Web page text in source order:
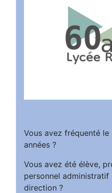
Vous avez fréquenté
années ?
Vous avez été élève,
personnel administratif
direction ?